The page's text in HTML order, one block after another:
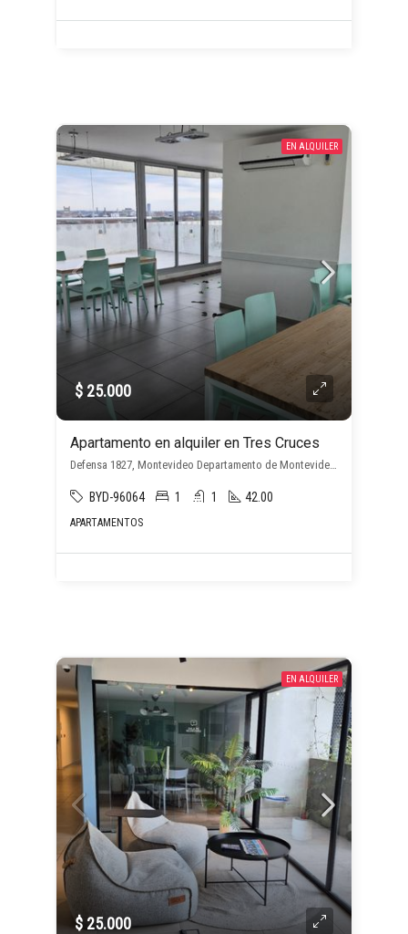
EN ALQUILER
$ 25.000
Apartamento en alquiler en Tres Cruces
Defensa 1827, Montevideo Departamento de Montevideo, Uruguay, , Tres Cruces
BYD-96064 1 1 42.00
APARTAMENTOS
EN ALQUILER
$ 25.000